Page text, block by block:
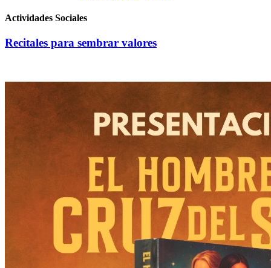
Actividades Sociales
Recitales para sembrar valores